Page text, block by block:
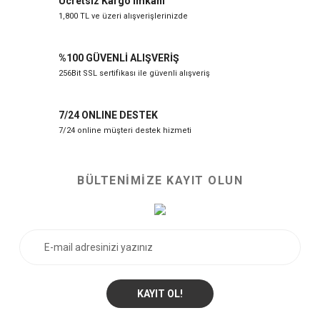
1,800 TL ve üzeri alışverişlerinizde
%100 GÜVENLİ ALIŞVERİŞ
256Bit SSL sertifikası ile güvenli alışveriş
7/24 ONLINE DESTEK
7/24 online müşteri destek hizmeti
BÜLTENİMİZE KAYIT OLUN
KAYIT OL!